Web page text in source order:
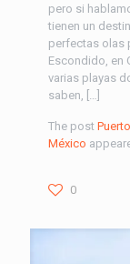
pero si
tienen un
perfectas olas
Escondido, en
varias playas
saben, […]
The post
México
0